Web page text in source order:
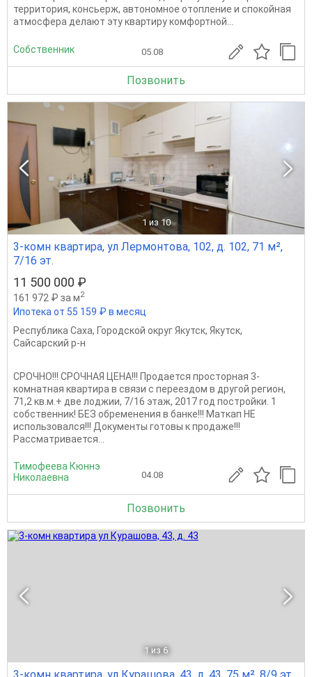
территория, консьерж, автономное отопление и спокойная
атмосфера делают эту квартиру комфортной...
Собственник 05.08
Позвонить
1 из 10
3-комн квартира, ул Лермонтова, 102, д. 102, 71 м²,
7/16 эт.
11 500 000 ₽
161 972 ₽ за м2
Ипотека от 55 159 ₽ в месяц
Республика Саха, Городской округ Якутск, Якутск,
Сайсарский р-н
СРОЧНО!!! СРОЧНАЯ ЦЕНА!!! Продается просторная 3-
комнатная квартира в связи с переездом в другой регион,
71,2 кв.м.+ две лоджии, 7/16 этаж, 2017 год постройки. 1
собственник! БЕЗ обременения в банке!!! Маткап НЕ
использовался!!! Документы готовы к продаже!!!
Рассматривается...
Тимофеева Кюннэ
Николаевна
04.08
Позвонить
1 из 6